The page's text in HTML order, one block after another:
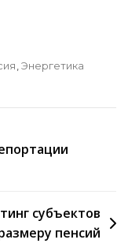
Энергетика
субъектов
пенсий